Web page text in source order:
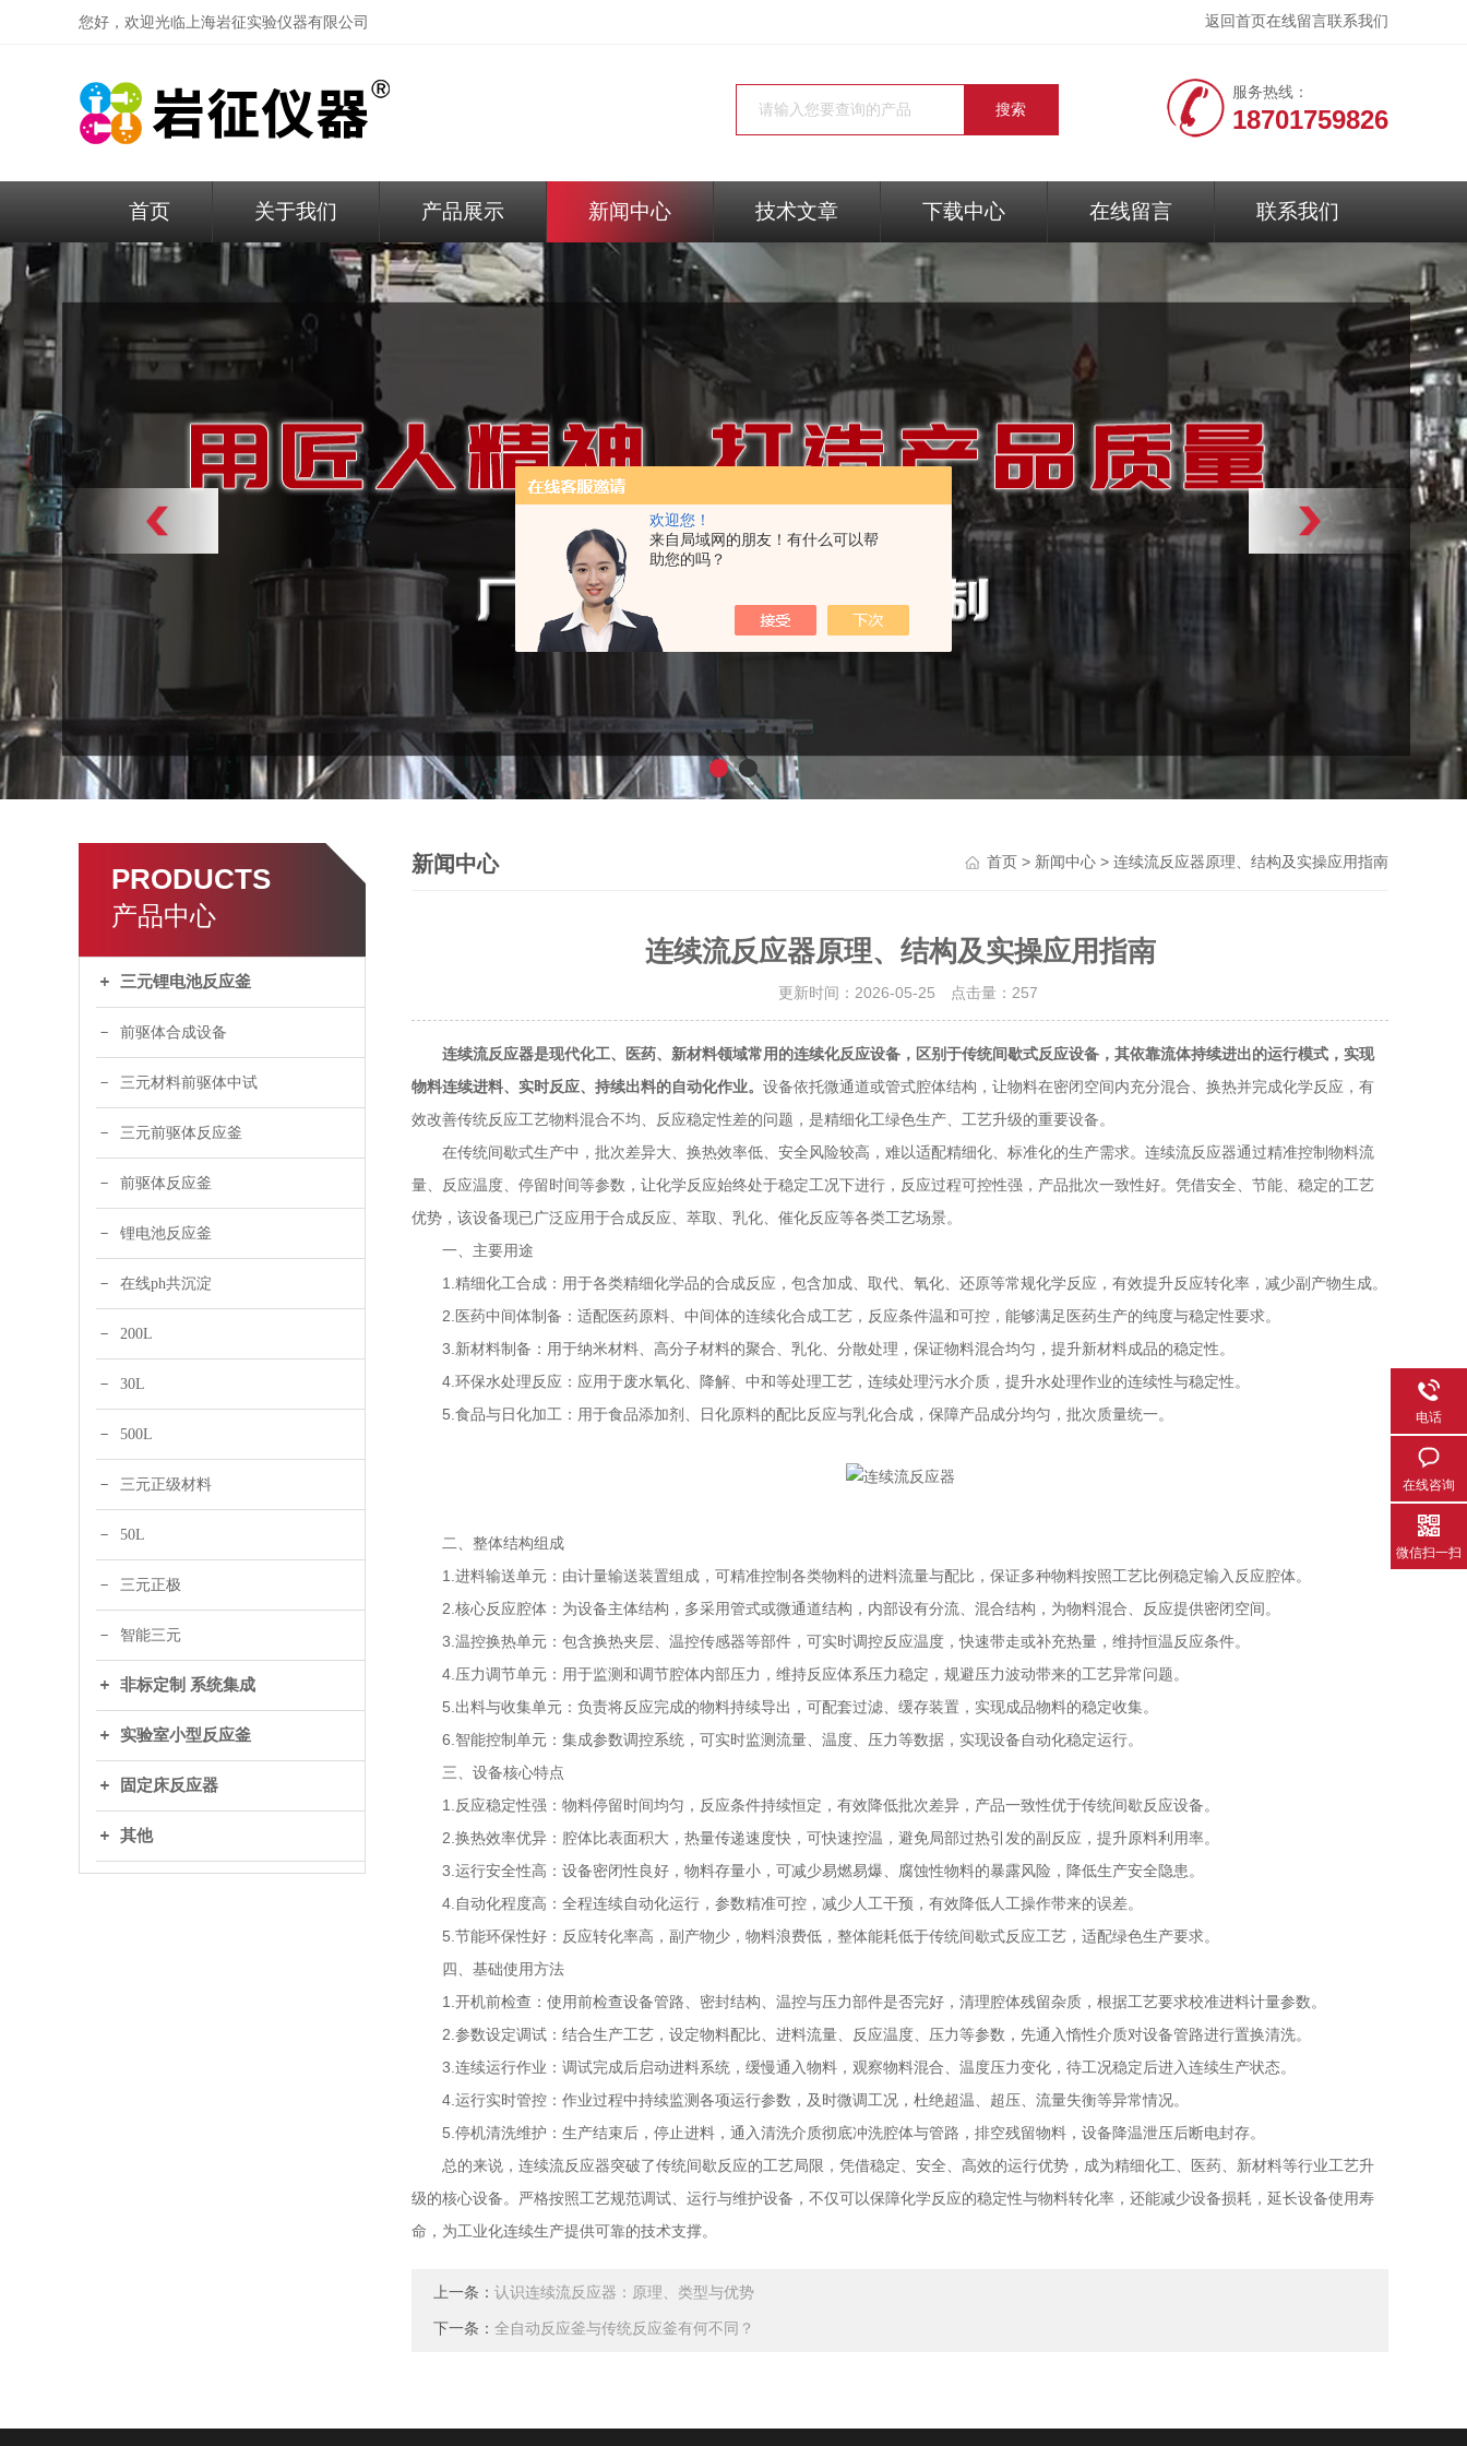
欢迎您！
来自局域网的朋友！有什么可以帮
助您的吗？
您好，欢迎光临上海岩征实验仪器有限公司 返回首页 在线留言联系我们
服务热线：
18701759826
首页 关于我们 产品展示 新闻中心 技术文章 下载中心 在线留言 联系我们
PRODUCTS
产品中心
三元锂电池反应釜
前驱体合成设备
三元材料前驱体中试
三元前驱体反应釜
前驱体反应釜
锂电池反应釜
在线ph共沉淀
200L
30L
500L
三元正级材料
50L
三元正极
智能三元
非标定制 系统集成
实验室小型反应釜
固定床反应器
其他
新闻中心 首页 > 新闻中心 > 连续流反应器原理、结构及实操应用指南
连续流反应器原理、结构及实操应用指南
更新时间：2026-05-25 点击量： 257
连续流反应器是现代化工、医药、新材料领域常用的连续化反应设备，区别于传统间歇式反应设备，其依靠流体持续进出的运行模式，实现
物料连续进料、实时反应、持续出料的自动化作业。 设备依托微通道或管式腔体结构，让物料在密闭空间内充分混合、换热并完成化学反应，有
效改善传统反应工艺物料混合不均、反应稳定性差的问题，是精细化工绿色生产、工艺升级的重要设备。
在传统间歇式生产中，批次差异大、换热效率低、安全风险较高，难以适配精细化、标准化的生产需求。连续流反应器通过精准控制物料流
量、反应温度、停留时间等参数，让化学反应始终处于稳定工况下进行，反应过程可控性强，产品批次一致性好。凭借安全、节能、稳定的工艺
优势，该设备现已广泛应用于合成反应、萃取、乳化、催化反应等各类工艺场景。
一、主要用途
1.精细化工合成：用于各类精细化学品的合成反应，包含加成、取代、氧化、还原等常规化学反应，有效提升反应转化率，减少副产物生成。
2.医药中间体制备：适配医药原料、中间体的连续化合成工艺，反应条件温和可控，能够满足医药生产的纯度与稳定性要求。
3.新材料制备：用于纳米材料、高分子材料的聚合、乳化、分散处理，保证物料混合均匀，提升新材料成品的稳定性。
4.环保水处理反应：应用于废水氧化、降解、中和等处理工艺，连续处理污水介质，提升水处理作业的连续性与稳定性。
5.食品与日化加工：用于食品添加剂、日化原料的配比反应与乳化合成，保障产品成分均匀，批次质量统一。
二、整体结构组成
1.进料输送单元：由计量输送装置组成，可精准控制各类物料的进料流量与配比，保证多种物料按照工艺比例稳定输入反应腔体。
2.核心反应腔体：为设备主体结构，多采用管式或微通道结构，内部设有分流、混合结构，为物料混合、反应提供密闭空间。
3.温控换热单元：包含换热夹层、温控传感器等部件，可实时调控反应温度，快速带走或补充热量，维持恒温反应条件。
4.压力调节单元：用于监测和调节腔体内部压力，维持反应体系压力稳定，规避压力波动带来的工艺异常问题。
5.出料与收集单元：负责将反应完成的物料持续导出，可配套过滤、缓存装置，实现成品物料的稳定收集。
6.智能控制单元：集成参数调控系统，可实时监测流量、温度、压力等数据，实现设备自动化稳定运行。
三、设备核心特点
1.反应稳定性强：物料停留时间均匀，反应条件持续恒定，有效降低批次差异，产品一致性优于传统间歇反应设备。
2.换热效率优异：腔体比表面积大，热量传递速度快，可快速控温，避免局部过热引发的副反应，提升原料利用率。
3.运行安全性高：设备密闭性良好，物料存量小，可减少易燃易爆、腐蚀性物料的暴露风险，降低生产安全隐患。
4.自动化程度高：全程连续自动化运行，参数精准可控，减少人工干预，有效降低人工操作带来的误差。
5.节能环保性好：反应转化率高，副产物少，物料浪费低，整体能耗低于传统间歇式反应工艺，适配绿色生产要求。
四、基础使用方法
1.开机前检查：使用前检查设备管路、密封结构、温控与压力部件是否完好，清理腔体残留杂质，根据工艺要求校准进料计量参数。
2.参数设定调试：结合生产工艺，设定物料配比、进料流量、反应温度、压力等参数，先通入惰性介质对设备管路进行置换清洗。
3.连续运行作业：调试完成后启动进料系统，缓慢通入物料，观察物料混合、温度压力变化，待工况稳定后进入连续生产状态。
4.运行实时管控：作业过程中持续监测各项运行参数，及时微调工况，杜绝超温、超压、流量失衡等异常情况。
5.停机清洗维护：生产结束后，停止进料，通入清洗介质彻底冲洗腔体与管路，排空残留物料，设备降温泄压后断电封存。
总的来说，连续流反应器突破了传统间歇反应的工艺局限，凭借稳定、安全、高效的运行优势，成为精细化工、医药、新材料等行业工艺升
级的核心设备。严格按照工艺规范调试、运行与维护设备，不仅可以保障化学反应的稳定性与物料转化率，还能减少设备损耗，延长设备使用寿
命，为工业化连续生产提供可靠的技术支撑。
上一条： 认识连续流反应器：原理、类型与优势
下一条： 全自动反应釜与传统反应釜有何不同？
电话
在线咨询
微信扫一扫